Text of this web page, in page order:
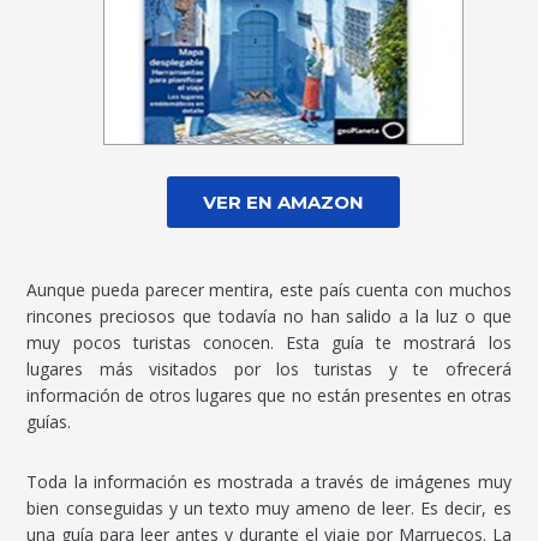
VER EN AMAZON
Aunque pueda parecer mentira, este país cuenta con muchos
rincones preciosos que todavía no han salido a la luz o que
muy pocos turistas conocen. Esta guía te mostrará los
lugares más visitados por los turistas y te ofrecerá
información de otros lugares que no están presentes en otras
guías.
Toda la información es mostrada a través de imágenes muy
bien conseguidas y un texto muy ameno de leer. Es decir, es
una guía para leer antes y durante el viaje por Marruecos. La